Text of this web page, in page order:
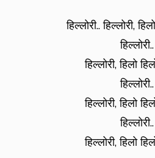
हिल्लोरी.. हिल्लोरी,
हिल्लोरी..
हिल्लोरी, हिलो
हिल्लोरी..
हिल्लोरी, हिलो
हिल्लोरी..
हिल्लोरी, हिलो